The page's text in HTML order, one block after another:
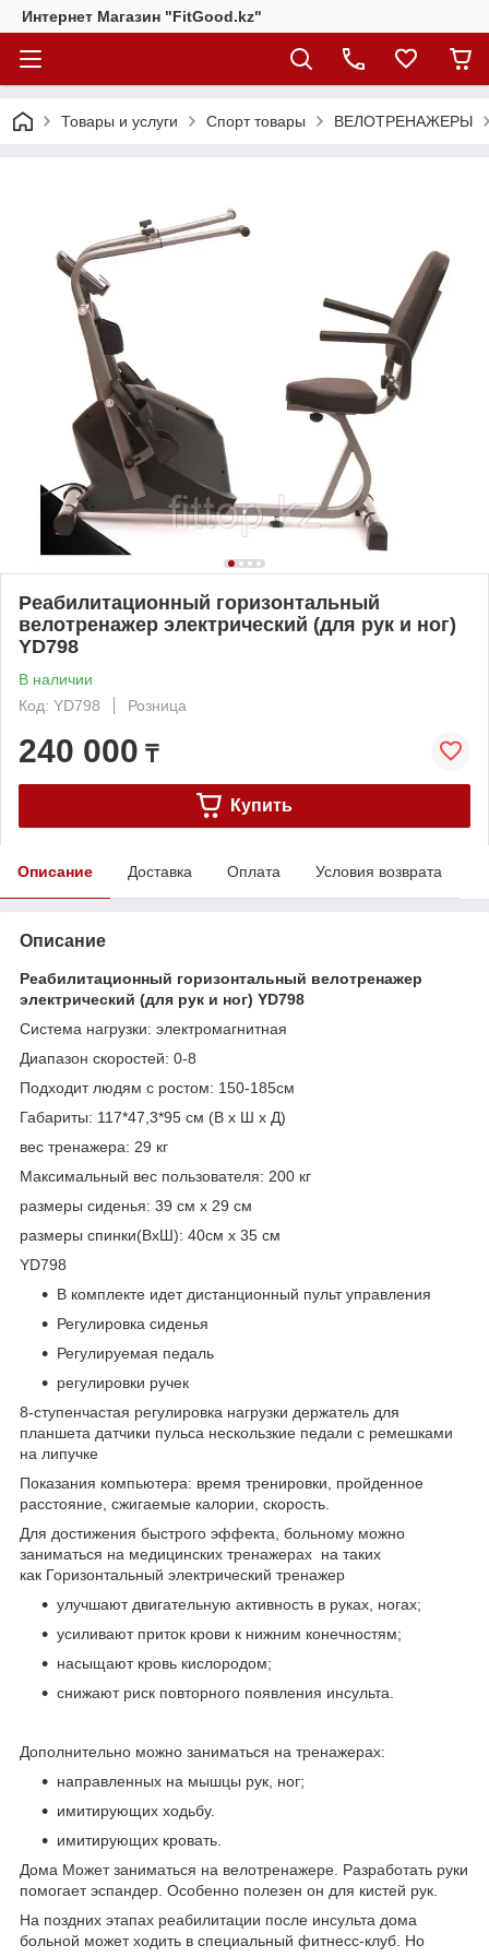
Интернет Магазин "FitGood.kz"
Товары и услуги Спорт товары ВЕЛОТРЕНАЖЕРЫ
Реабилитационный горизонтальный
велотренажер электрический (для рук и ног)
YD798
В наличии
Код: YD798
Розница
240 000 ₸
Купить
Описание Доставка Оплата Условия возврата
Описание
Реабилитационный горизонтальный велотренажер
электрический (для рук и ног) YD798
Система нагрузки: электромагнитная
Диапазон скоростей: 0-8
Подходит людям с ростом: 150-185см
Габариты: 117*47,3*95 см (В х Ш х Д)
вес тренажера: 29 кг
Максимальный вес пользователя: 200 кг
размеры сиденья: 39 см x 29 см
размеры спинки(ВхШ): 40см x 35 см
YD798
В комплекте идет дистанционный пульт управления
Регулировка сиденья
Регулируемая педаль
регулировки ручек
8-ступенчастая регулировка нагрузки держатель для
планшета датчики пульса нескользкие педали с ремешками
на липучке
Показания компьютера: время тренировки, пройденное
расстояние, сжигаемые калории, скорость.
Для достижения быстрого эффекта, больному можно
заниматься на медицинских тренажерах на таких
как Горизонтальный электрический тренажер
улучшают двигательную активность в руках, ногах;
усиливают приток крови к нижним конечностям;
насыщают кровь кислородом;
снижают риск повторного появления инсульта.
Дополнительно можно заниматься на тренажерах:
направленных на мышцы рук, ног;
имитирующих ходьбу.
имитирующих кровать.
Дома Может заниматься на велотренажере. Разработать руки
помогает эспандер. Особенно полезен он для кистей рук.
На поздних этапах реабилитации после инсульта дома
больной может ходить в специальный фитнесс-клуб. Но